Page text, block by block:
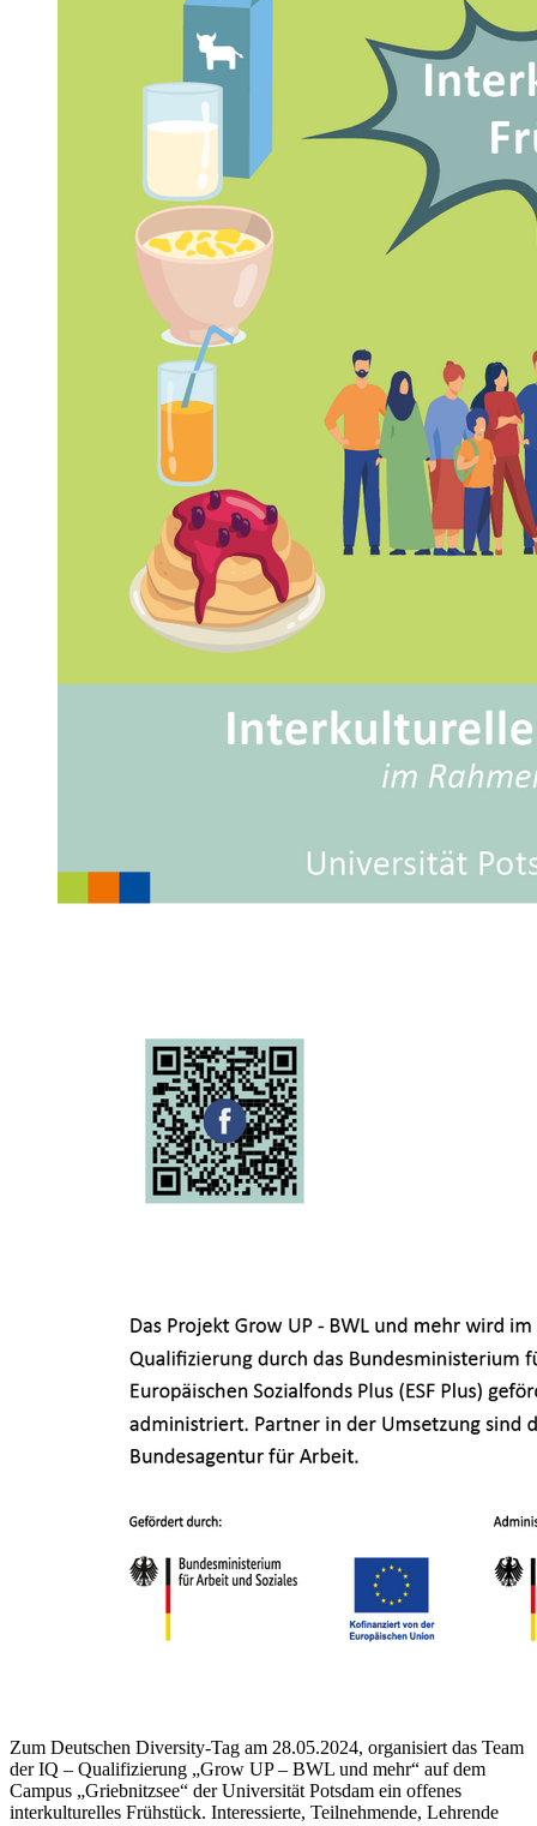
Zum Deutschen Diversity-Tag am 28.05.2024, organisiert das Team
der IQ – Qualifizierung „Grow UP – BWL und mehr“ auf dem
Campus „Griebnitzsee“ der Universität Potsdam ein offenes
interkulturelles Frühstück. Interessierte, Teilnehmende, Lehrende